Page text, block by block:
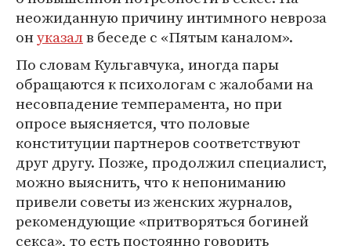
неожиданную причину интимного невроза
онуказалв беседе с «Пятым каналом».
По словам Кульгавчука, иногда пары
обращаются к психологам с жалобами на
несовпадение темперамента, но при
опросе выясняется, что половые
конституции партнеров соответствуют
друг другу. Позже, продолжил специалист,
можно выяснить, что к непониманию
привели советы из женских журналов,
рекомендующие «притворяться богиней
секса», то есть постоянно говорить